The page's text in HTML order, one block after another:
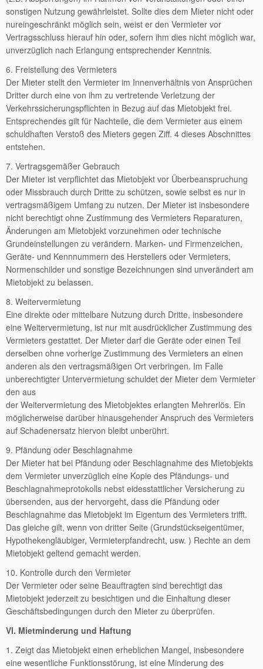
sonstigen Nutzung gewährleistet. Sollte dies dem Mieter nicht oder
nureingeschränkt möglich sein, weist er den Vermieter vor
Vertragsschluss hierauf hin oder, sofern ihm dies nicht möglich war,
unverzüglich nach Erlangung entsprechender Kenntnis.
6. Freistellung des Vermieters
Der Mieter stellt den Vermieter im Innenverhältnis von Ansprüchen
Dritter durch eine von ihm zu vertretende Verletzung der
Verkehrssicherungspflichten in Bezug auf das Mietobjekt frei.
Entsprechendes gilt für Nachteile, die dem Vermieter aus einem
schuldhaften Verstoß des Mieters gegen Ziff. 4 dieses Abschnittes
entstehen.
7. Vertragsgemäßer Gebrauch
Der Mieter ist verpflichtet das Mietobjekt vor Überbeanspruchung
oder Missbrauch durch Dritte zu schützen, sowie selbst es nur in
vertragsmäßigem Umfang zu nutzen. Der Mieter ist insbesondere
nicht berechtigt ohne Zustimmung des Vermieters Reparaturen,
Änderungen am Mietobjekt vorzunehmen oder technische
Grundeinstellungen zu verändern. Marken- und Firmenzeichen,
Geräte- und Kennnummern des Herstellers oder Vermieters,
Normenschilder und sonstige Bezeichnungen sind unverändert am
Mietobjekt zu belassen.
8. Weitervermietung
Eine direkte oder mittelbare Nutzung durch Dritte, insbesondere
eine Weitervermietung, ist nur mit ausdrücklicher Zustimmung des
Vermieters gestattet. Der Mieter darf die Geräte oder einen Teil
derselben ohne vorherige Zustimmung des Vermieters an einen
anderen als den vertragsmäßigen Ort verbringen. Im Falle
unberechtigter Untervermietung schuldet der Mieter dem Vermieter
den aus
der Weitervermietung des Mietobjektes erlangten Mehrerlös. Ein
möglicherweise darüber hinausgehender Anspruch des Vermieters
auf Schadenersatz hiervon bleibt unberührt.
9. Pfändung oder Beschlagnahme
Der Mieter hat bei Pfändung oder Beschlagnahme des Mietobjekts
dem Vermieter unverzüglich eine Kopie des Pfändungs- und
Beschlagnahmeprotokolls nebst eidesstattlicher Versicherung zu
übersenden, aus der hervorgeht, dass die Pfändung oder
Beschlagnahme das Mietobjekt im Eigentum des Vermieters trifft.
Das gleiche gilt, wenn von dritter Seite (Grundstückseigentümer,
Hypothekengläubiger, Vermieterpfandrecht, usw. ) Rechte an dem
Mietobjekt geltend gemacht werden.
10. Kontrolle durch den Vermieter
Der Vermieter oder seine Beauftragten sind berechtigt das
Mietobjekt jederzeit zu besichtigen und die Einhaltung dieser
Geschäftsbedingungen durch den Mieter zu überprüfen.
VI. Mietminderung und Haftung
1. Zeigt das Mietobjekt einen erheblichen Mangel, insbesondere
eine wesentliche Funktionsstörung, ist eine Minderung des